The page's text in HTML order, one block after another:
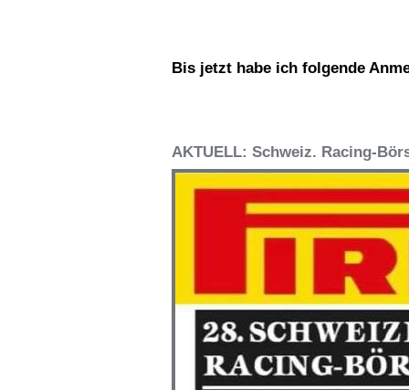
Bis jetzt habe ich folgende
AKTUELL: Schweiz. Racing-